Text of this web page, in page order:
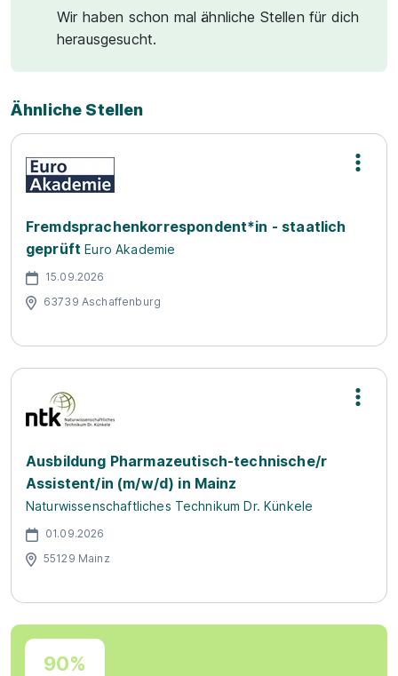
Wir haben schon mal ähnliche Stellen für dich
herausgesucht.
Ähnliche Stellen
Fremdsprachenkorrespondent*in - staatlich
geprüft Euro Akademie
15.09.2026
63739 Aschaffenburg
Ausbildung Pharmazeutisch-technische/r
Assistent/in (m/w/d) in Mainz
Naturwissenschaftliches Technikum Dr. Künkele
01.09.2026
55129 Mainz
90%